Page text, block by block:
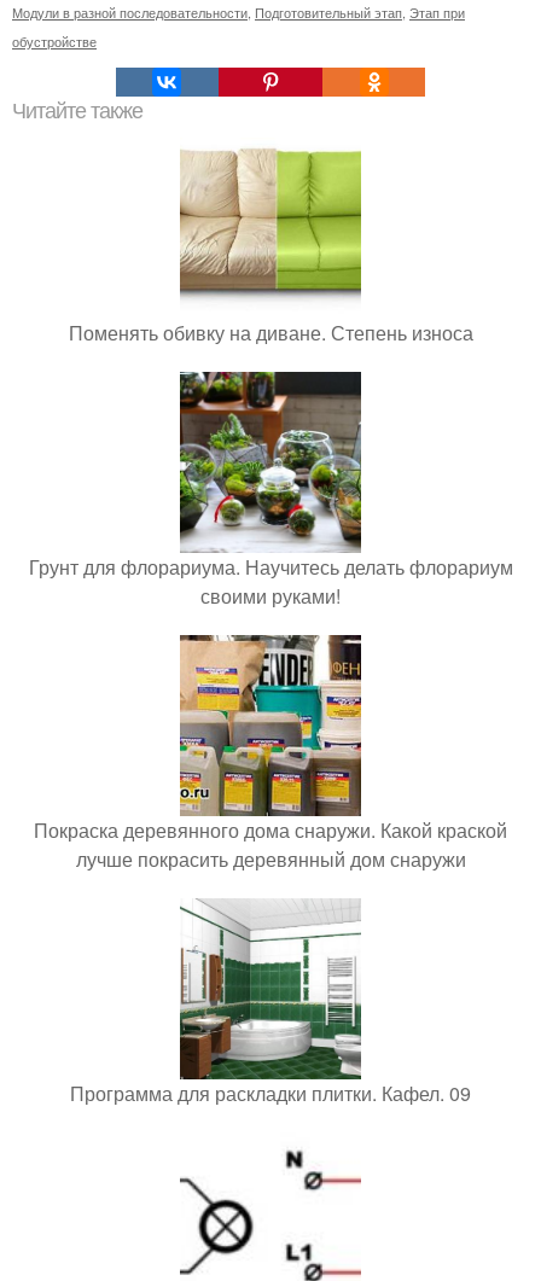
Модули в разной последовательности Подготовительный этап Этап при
обустройстве
Читайте также
Поменять обивку на диване. Степень износа
Грунт для флорариума. Научитесь делать флорариум
своими руками!
Покраска деревянного дома снаружи. Какой краской
лучше покрасить деревянный дом снаружи
Программа для раскладки плитки. Кафел. 09